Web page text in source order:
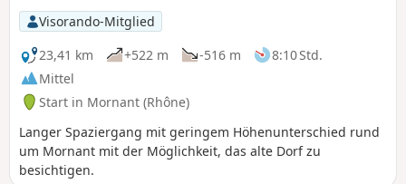
Visorando-Mitglied
23,41 km
+522 m -516 m
8:10 Std.
Mittel
Start in Mornant (Rhône)
Langer Spaziergang mit geringem Höhenunterschied rund
um Mornant mit der Möglichkeit, das alte Dorf zu
besichtigen.